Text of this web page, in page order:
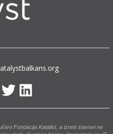
Fondacija Katalist, a izneti stavovi ne